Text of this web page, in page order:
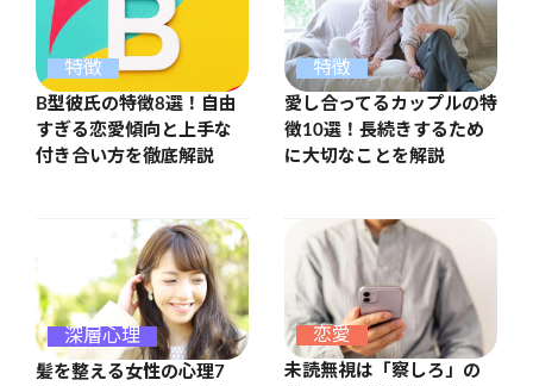
特徴
B型彼氏の特徴8選！自由
すぎる恋愛傾向と上手な
付き合い方を徹底解説
特徴
愛し合ってるカップルの特
徴10選！長続きするため
に大切なことを解説
深層心理
髪を整える女性の心理7
恋愛
未読無視は「察しろ」の